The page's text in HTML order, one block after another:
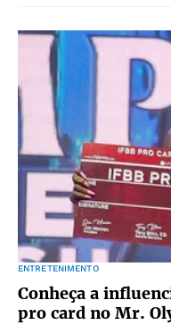
ENTRETENIMENTO
Conheça a
pro card no Mr.